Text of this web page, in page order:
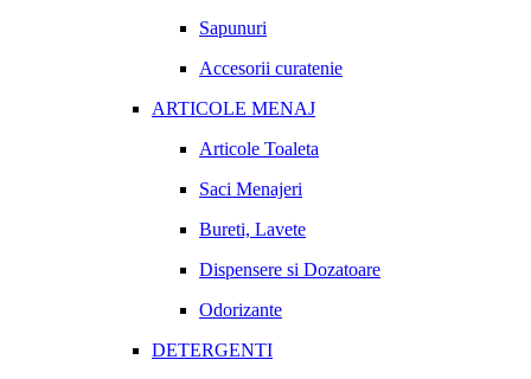
Sapunuri
Accesorii curatenie
ARTICOLE MENAJ
Articole Toaleta
Saci Menajeri
Bureti, Lavete
Dispensere si Dozatoare
Odorizante
DETERGENTI